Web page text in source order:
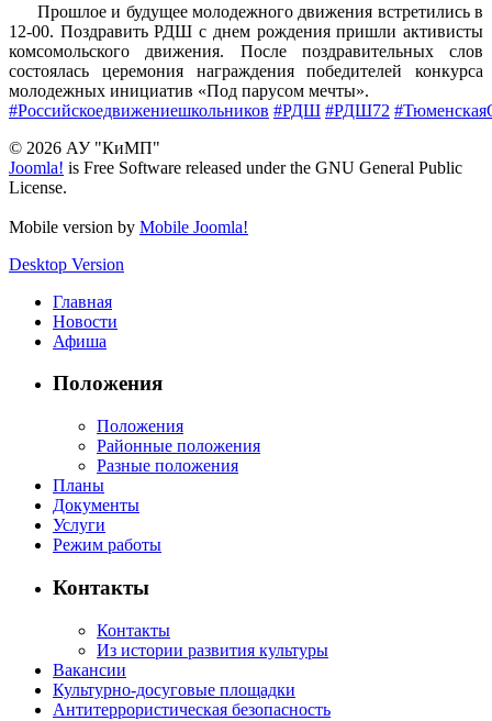
Прошлое и будущее молодежного движения встретились в
12-00. Поздравить РДШ с днем рождения пришли активисты
комсомольского движения. После поздравительных слов
состоялась церемония награждения победителей конкурса
молодежных инициатив «Под парусом мечты».
#Российскоедвижениешкольников #РДШ #РДШ72
© 2026 АУ "КиМП"
Joomla! is Free Software released under the GNU General Public
License.
Mobile version by Mobile Joomla!
Desktop Version
Главная
Новости
Афиша
Положения
Положения
Районные положения
Разные положения
Планы
Документы
Услуги
Режим работы
Контакты
Контакты
Из истории развития культуры
Вакансии
Культурно-досуговые площадки
Антитеррористическая безопасность